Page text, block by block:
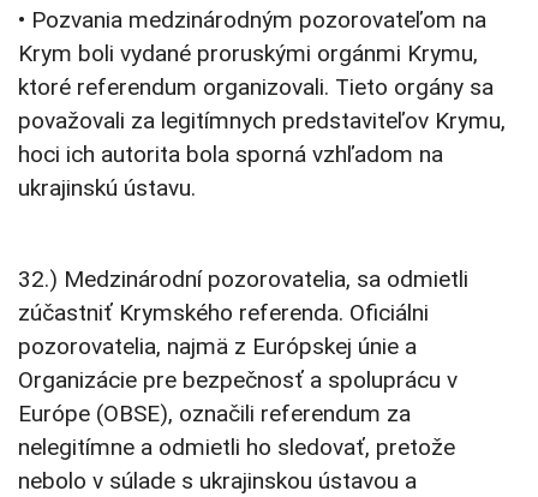
• Pozvania medzinárodným pozorovateľom na
Krym boli vydané proruskými orgánmi Krymu,
ktoré referendum organizovali. Tieto orgány sa
považovali za legitímnych predstaviteľov Krymu,
hoci ich autorita bola sporná vzhľadom na
ukrajinskú ústavu.
32.) Medzinárodní pozorovatelia, sa odmietli
zúčastniť Krymského referenda. Oficiálni
pozorovatelia, najmä z Európskej únie a
Organizácie pre bezpečnosť a spoluprácu v
Európe (OBSE), označili referendum za
nelegitímne a odmietli ho sledovať, pretože
nebolo v súlade s ukrajinskou ústavou a